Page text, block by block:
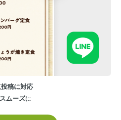
稿に対応
スムーズに